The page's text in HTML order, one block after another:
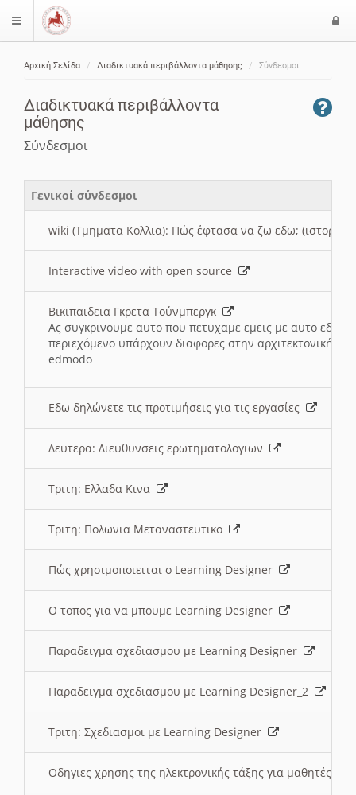
$langMenu
Αρχική Σελίδα Διαδικτυακά περιβάλλοντα μάθησης Σύνδεσμοι
Διαδικτυακά περιβάλλοντα
μάθησης
Σύνδεσμοι
Γενικοί σύνδεσμοι
wiki (Τμηματα Κολλια): Πώς έφτασα να ζω εδω; (ιστορια)
Interactive video with open source
Βικιπαιδεια Γκρετα Τούνμπεργκ
Ας συγκρινουμε αυτο που πετυχαμε εμεις με αυτο εδω
περιεχόμενο υπάρχουν διαφορες στην αρχιτεκτονική
edmodo
Εδω δηλώνετε τις προτιμήσεις για τις εργασίες
Δευτερα: Διευθυνσεις ερωτηματολογιων
Τριτη: Ελλαδα Κινα
Τριτη: Πολωνια Μεταναστευτικο
Πώς χρησιμοποιειται ο Learning Designer
O τοπος για να μπουμε Learning Designer
Παραδειγμα σχεδιασμου με Learning Designer
Παραδειγμα σχεδιασμου με Learning Designer_2
Τριτη: Σχεδιασμοι με Learning Designer
Οδηγιες χρησης της ηλεκτρονικής τάξης για μαθητές